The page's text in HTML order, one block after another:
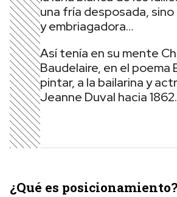
una fría desposada,
y embriagadora…
Así tenía en su mente
Baudelaire, en el poema
pintar, a la bailarina y
Jeanne Duval hacia 1862.
¿Qué es posicionamiento?